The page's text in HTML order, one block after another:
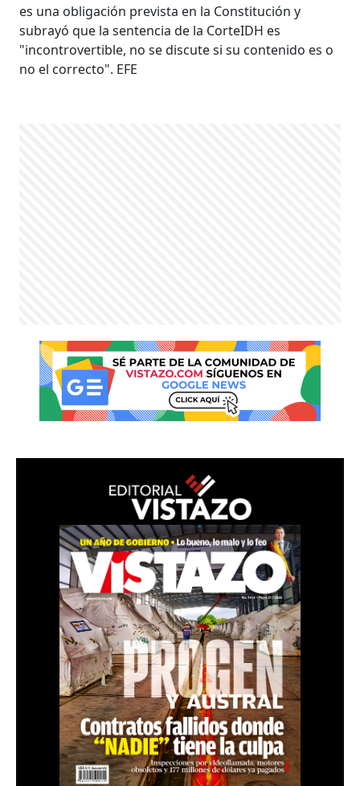
es una obligación prevista en la Constitución y
subrayó que la sentencia de la CorteIDH es
"incontrovertible, no se discute si su contenido es o
no el correcto". EFE